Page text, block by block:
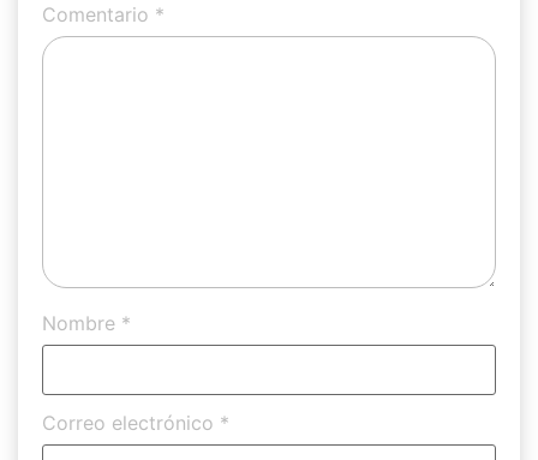
Comentario *
Nombre *
Correo electrónico *